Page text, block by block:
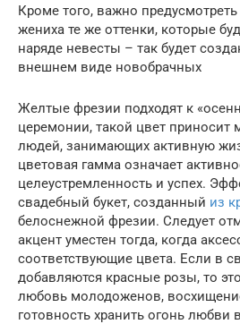
Кроме того, важно предусмотреть
жениха те же оттенки, которые
наряде невесты – так будет
внешнем виде новобрачных
Желтые фрезии подходят к
церемонии, такой цвет приносит
людей, занимающих активную
цветовая гамма означает
целеустремленность и успех.
свадебный букет, созданный из
белоснежной фрезии. Следует
акцент уместен тогда, когда
соответствующие цвета. Если в
добавляются красные розы, то
любовь молодоженов,
готовность хранить огонь любви